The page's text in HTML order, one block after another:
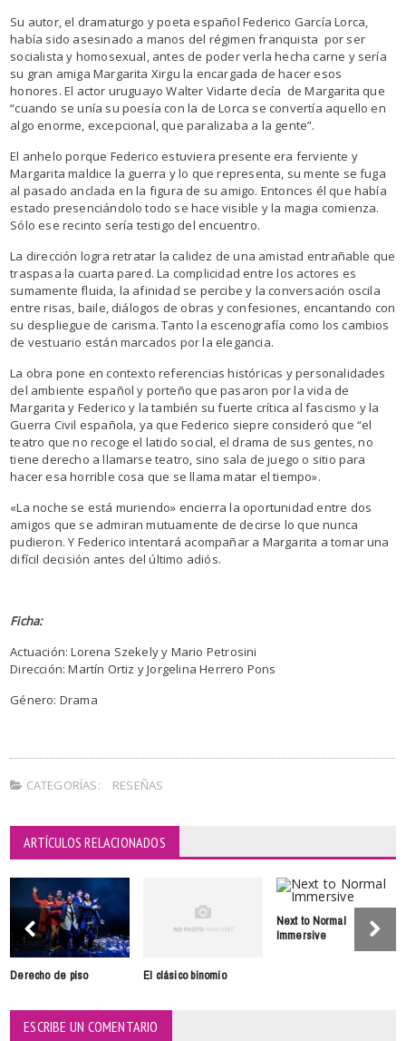
Su autor, el dramaturgo y poeta español Federico García Lorca,
había sido asesinado a manos del régimen franquista por ser
socialista y homosexual, antes de poder verla hecha carne y sería
su gran amiga Margarita Xirgu la encargada de hacer esos
honores. El actor uruguayo Walter Vidarte decía de Margarita que
“cuando se unía su poesía con la de Lorca se convertía aquello en
algo enorme, excepcional, que paralizaba a la gente”.
El anhelo porque Federico estuviera presente era ferviente y
Margarita maldice la guerra y lo que representa, su mente se fuga
al pasado anclada en la figura de su amigo. Entonces él que había
estado presenciándolo todo se hace visible y la magia comienza.
Sólo ese recinto sería testigo del encuentro.
La dirección logra retratar la calidez de una amistad entrañable que
traspasa la cuarta pared. La complicidad entre los actores es
sumamente fluida, la afinidad se percibe y la conversación oscila
entre risas, baile, diálogos de obras y confesiones, encantando con
su despliegue de carisma. Tanto la escenografía como los cambios
de vestuario están marcados por la elegancia.
La obra pone en contexto referencias históricas y personalidades
del ambiente español y porteño que pasaron por la vida de
Margarita y Federico y la también su fuerte crítica al fascismo y la
Guerra Civil española, ya que Federico siepre consideró que “el
teatro que no recoge el latido social, el drama de sus gentes, no
tiene derecho a llamarse teatro, sino sala de juego o sitio para
hacer esa horrible cosa que se llama matar el tiempo».
«La noche se está muriendo» encierra la oportunidad entre dos
amigos que se admiran mutuamente de decirse lo que nunca
pudieron. Y Federico intentará acompañar a Margarita a tomar una
difícil decisión antes del último adiós.
Ficha:
Actuación: Lorena Szekely y Mario Petrosini
Dirección: Martín Ortiz y Jorgelina Herrero Pons
Género: Drama
CATEGORÍAS: RESEÑAS
ARTÍCULOS RELACIONADOS
Derecho de piso El clásico binomio
Next to Normal
Immersive
ESCRIBE UN COMENTARIO